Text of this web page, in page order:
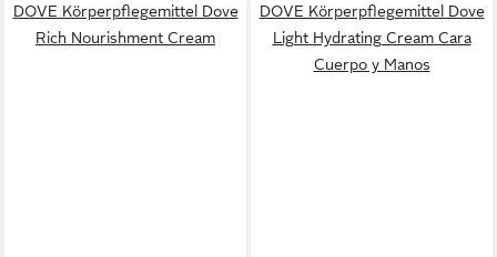
DOVE Körperpflegemittel Dove
Rich Nourishment Cream
DOVE Körperpflegemittel Dove
Light Hydrating Cream Cara
Cuerpo y Manos